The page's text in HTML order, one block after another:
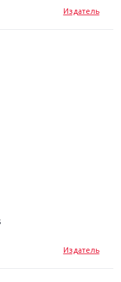
Издатель
Издатель